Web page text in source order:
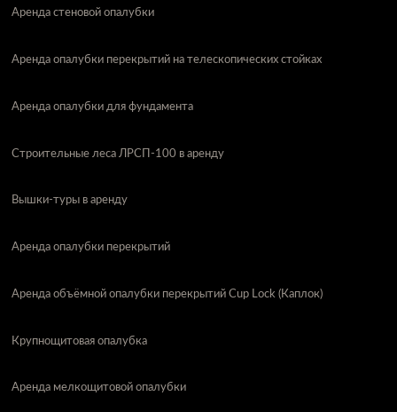
Аренда стеновой опалубки
Аренда опалубки перекрытий на телескопических стойках
Аренда опалубки для фундамента
Строительные леса ЛРСП-100 в аренду
Вышки-туры в аренду
Аренда опалубки перекрытий
Аренда объёмной опалубки перекрытий Cup Lock (Каплок)
Крупнощитовая опалубка
Аренда мелкощитовой опалубки